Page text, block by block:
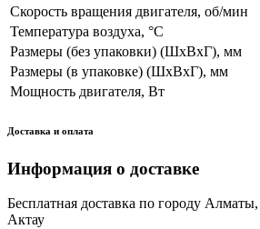
Скорость вращения двигателя, об/мин
Температура воздуха, °С
Размеры (без упаковки) (ШхВхГ), мм
Размеры (в упаковке) (ШхВхГ), мм
Мощность двигателя, Вт
Доставка и оплата
Информация о доставке
Бесплатная доставка по городу
Актау